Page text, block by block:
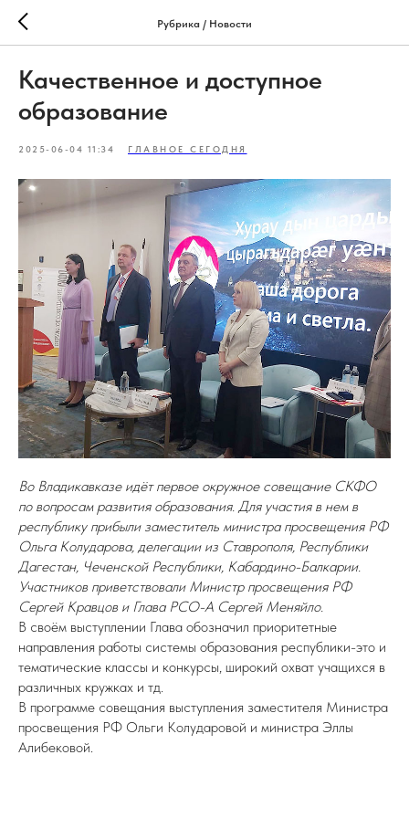
Рубрика / Новости
Качественное и доступное
образование
2025-06-04 11:34 ГЛАВНОЕ СЕГОДНЯ
Во Владикавказе идёт первое окружное совещание СКФО
по вопросам развития образования. Для участия в нем в
республику прибыли заместитель министра просвещения РФ
Ольга Колударова, делегации из Ставрополя, Республики
Дагестан, Чеченской Республики, Кабардино-Балкарии.
Участников приветствовали Министр просвещения РФ
Сергей Кравцов и Глава РСО-А Сергей Меняйло.
В своём выступлении Глава обозначил приоритетные
направления работы системы образования республики-это и
тематические классы и конкурсы, широкий охват учащихся в
различных кружках и тд.
В программе совещания выступления заместителя Министра
просвещения РФ Ольги Колударовой и министра Эллы
Алибековой.